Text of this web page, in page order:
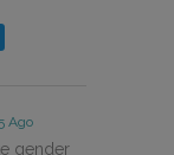
Ago
gender